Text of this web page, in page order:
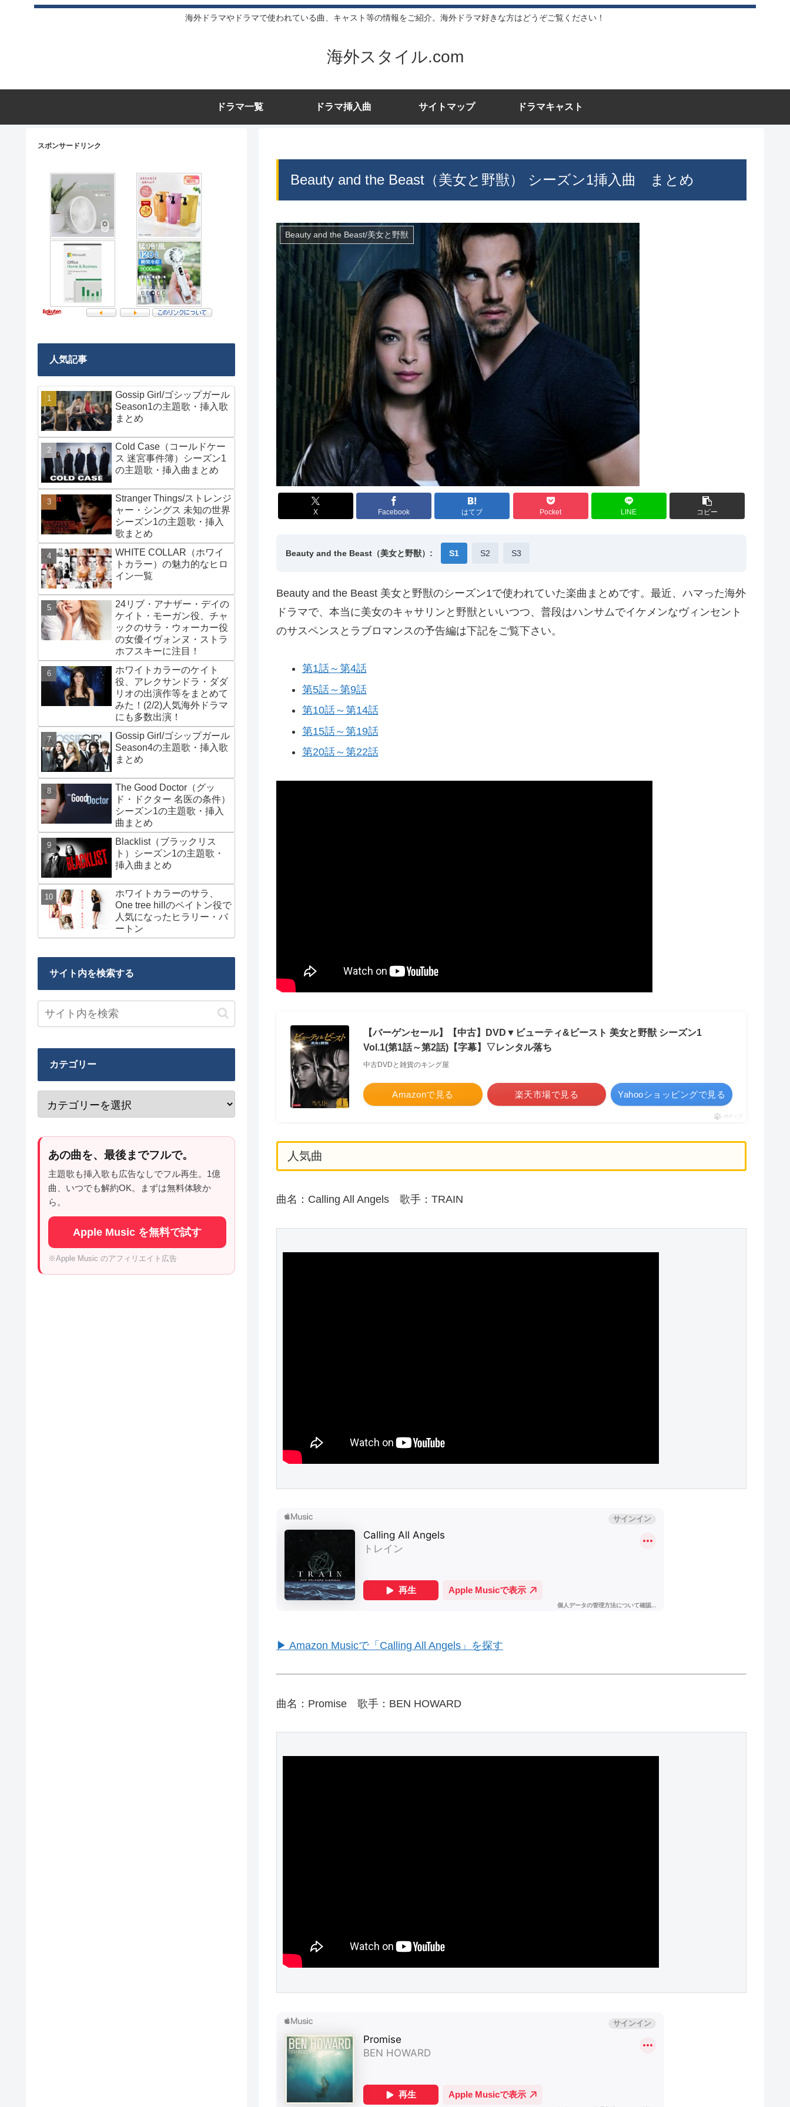
海外ドラマやドラマで使われている曲、キャスト等の情報をご紹介。海外ドラマ好きな方はどうぞご覧ください！
海外スタイル.com
ドラマ一覧 ドラマ挿入曲 サイトマップ ドラマキャスト
Beauty and the Beast（美女と野獣） シーズン1挿入曲 まとめ
Beauty and the Beast/美女と野獣
X Facebook はてブ Pocket LINE コピー
Beauty and the Beast（美女と野獣）: S1 S2 S3
Beauty and the Beast 美女と野獣のシーズン1で使われていた楽曲まとめです。最近、ハマった海外
ドラマで、本当に美女のキャサリンと野獣といいつつ、普段はハンサムでイケメンなヴィンセント
のサスペンスとラブロマンスの予告編は下記をご覧下さい。
第1話～第4話
第5話～第9話
第10話～第14話
第15話～第19話
第20話～第22話
【バーゲンセール】【中古】DVD▼ビューティ&ビースト 美女と野獣 シーズン1
Vol.1(第1話～第2話)【字幕】▽レンタル落ち
中古DVDと雑貨のキング屋
Amazonで見る 楽天市場で見る Yahooショッピングで見る
ポチップ
人気曲
曲名：Calling All Angels 歌手：TRAIN
▶ Amazon Musicで「Calling All Angels」を探す
曲名：Promise 歌手：BEN HOWARD
スポンサードリンク
人気記事
Gossip Girl/ゴシップガール
Season1の主題歌・挿入歌
まとめ
Cold Case（コールドケー
ス 迷宮事件簿）シーズン1
の主題歌・挿入曲まとめ
Stranger Things/ストレンジ
ャー・シングス 未知の世界
シーズン1の主題歌・挿入
歌まとめ
WHITE COLLAR（ホワイ
トカラー）の魅力的なヒロ
イン一覧
24リブ・アナザー・デイの
ケイト・モーガン役、チャ
ックのサラ・ウォーカー役
の女優イヴォンヌ・ストラ
ホフスキーに注目！
ホワイトカラーのケイト
役、アレクサンドラ・ダダ
リオの出演作等をまとめて
みた！(2/2)人気海外ドラマ
にも多数出演！
Gossip Girl/ゴシップガール
Season4の主題歌・挿入歌
まとめ
The Good Doctor（グッ
ド・ドクター 名医の条件）
シーズン1の主題歌・挿入
曲まとめ
Blacklist（ブラックリス
ト）シーズン1の主題歌・
挿入曲まとめ
ホワイトカラーのサラ、
One tree hillのペイトン役で
人気になったヒラリー・バ
ートン
サイト内を検索する
カテゴリー
あの曲を、最後までフルで。
主題歌も挿入歌も広告なしでフル再生。1億
曲、いつでも解約OK。まずは無料体験か
ら。
Apple Music を無料で試す
※Apple Music のアフィリエイト広告